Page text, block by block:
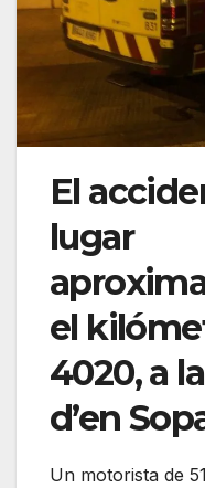
El
lugar
el
4020, a
d’en
Un motorista de